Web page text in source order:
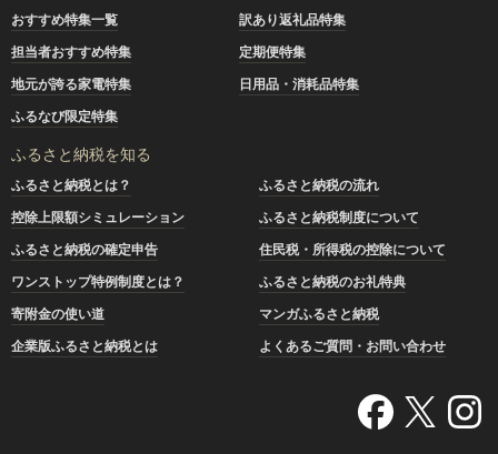
おすすめ特集一覧
訳あり返礼品特集
担当者おすすめ特集
定期便特集
地元が誇る家電特集
日用品・消耗品特集
ふるなび限定特集
ふるさと納税を知る
ふるさと納税とは？
ふるさと納税の流れ
控除上限額シミュレーション
ふるさと納税制度について
ふるさと納税の確定申告
住民税・所得税の控除について
ワンストップ特例制度とは？
ふるさと納税のお礼特典
寄附金の使い道
マンガふるさと納税
企業版ふるさと納税とは
よくあるご質問・お問い合わせ